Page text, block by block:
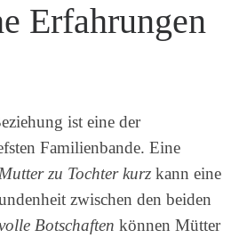
Erfahrungen
ist eine der
Familienbande. Eine
zu Tochter kurz kann eine
zwischen den beiden
Botschaften können Mütter